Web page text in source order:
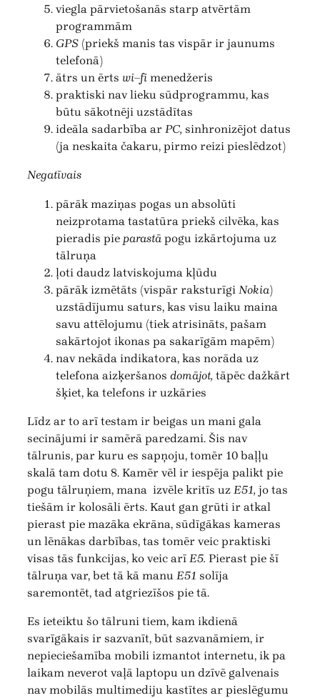
viegla pārvietošanās starp atvērtām
programmām
GPS (priekš manis tas vispār ir jaunums
telefonā)
ātrs un ērts wi–fi menedžeris
praktiski nav lieku sūdprogrammu, kas
būtu sākotnēji uzstādītas
ideāla sadarbība ar PC, sinhronizējot datus
(ja neskaita čakaru, pirmo reizi pieslēdzot)
Negatīvais
pārāk maziņas pogas un absolūti
neizprotama tastatūra priekš cilvēka, kas
pieradis pie parastā pogu izkārtojuma uz
tālruņa
ļoti daudz latviskojuma kļūdu
pārāk izmētāts (vispār raksturīgi Nokia)
uzstādījumu saturs, kas visu laiku maina
savu attēlojumu (tiek atrisināts, pašam
sakārtojot ikonas pa sakarīgām mapēm)
nav nekāda indikatora, kas norāda uz
telefona aizķeršanos domājot, tāpēc dažkārt
šķiet, ka telefons ir uzkāries
Līdz ar to arī testam ir beigas un mani gala
secinājumi ir samērā paredzami. Šis nav
tālrunis, par kuru es sapņoju, tomēr 10 baļļu
skalā tam dotu 8. Kamēr vēl ir iespēja palikt pie
pogu tālruņiem, mana izvēle kritīs uz E51, jo tas
tiešām ir kolosāli ērts. Kaut gan grūti ir atkal
pierast pie mazāka ekrāna, sūdīgākas kameras
un lēnākas darbības, tas tomēr veic praktiski
visas tās funkcijas, ko veic arī E5. Pierast pie šī
tālruņa var, bet tā kā manu E51 solīja
saremontēt, tad atgriezīšos pie tā.
Es ieteiktu šo tālruni tiem, kam ikdienā
svarīgākais ir sazvanīt, būt sazvanāmiem, ir
nepieciešamība mobili izmantot internetu, ik pa
laikam neverot vaļā laptopu un dzīvē galvenais
nav mobilās multimediju kastītes ar pieslēgumu